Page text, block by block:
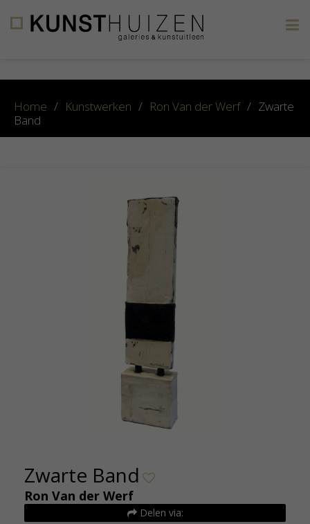
Home / Kunstwerken / Ron Van der Werf / Zwarte
Band
Zwarte Band
Ron Van der Werf
Delen via: